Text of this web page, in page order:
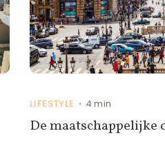
LIFESTYLE • 4 min
De